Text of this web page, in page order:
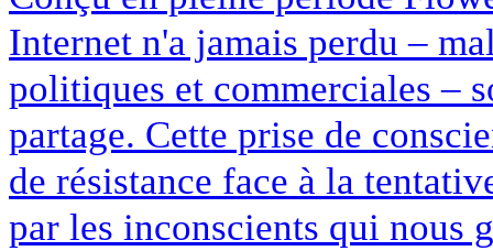
Internet n'a jamais perdu –
politiques et commerciales –
partage. Cette prise de
de résistance face à la
par les inconscients qui nous